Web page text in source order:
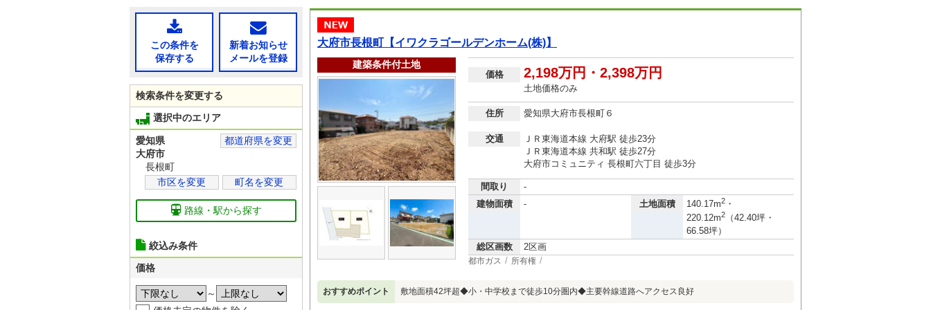
大府市長根町【イワクラゴールデンホーム(株)】
建築条件付土地
価格 2,198万円・2,398万円
土地価格のみ
住所 愛知県大府市長根町６
交通
ＪＲ東海道本線 大府駅 徒歩23分
ＪＲ東海道本線 共和駅 徒歩27分
大府市コミュニティ 長根町六丁目 徒歩3分
間取り
-
建物面積
- 土地面積 140.17m2 ・
220.12m2
（42.40坪・
66.58坪）
総区画数
2区画
都市ガス 所有権
おすすめポイント 敷地面積42坪超◆小・中学校まで徒歩10分圏内◆主要幹線道路へアクセス良好
この条件を
保存する
新着お知らせ
メールを登録
検索条件を変更する
選択中のエリア
愛知県
都道府県を変更
大府市
長根町
市区を変更
町名を変更
路線・駅から探す
絞込み条件
価格
～